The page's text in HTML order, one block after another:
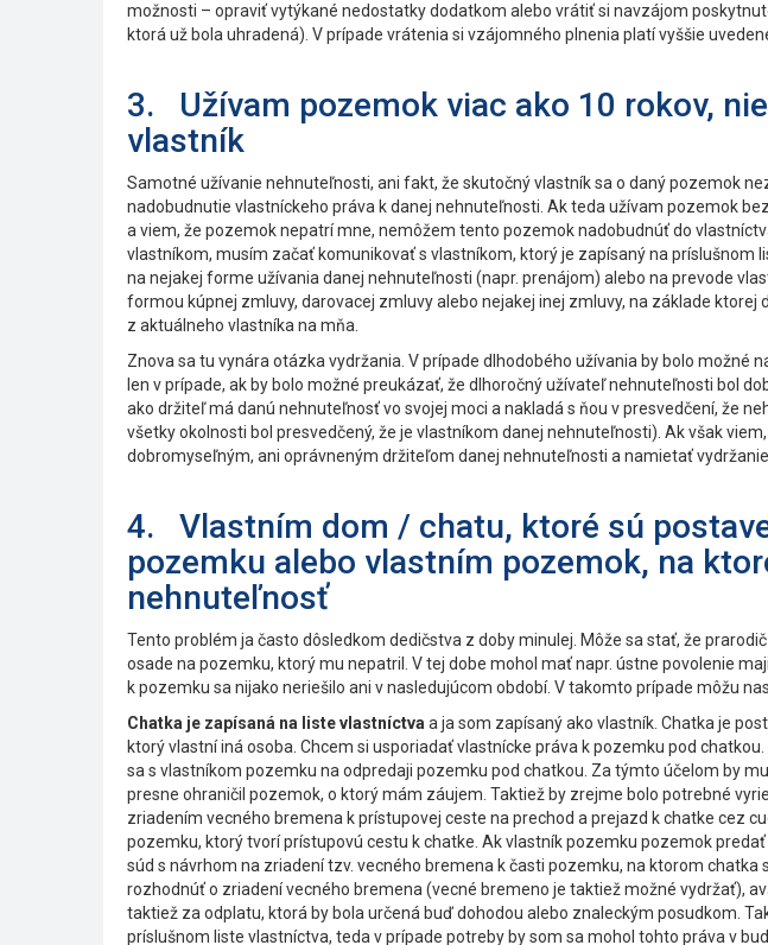
možnosti – opraviť vytýkané nedostatky dodatkom alebo vrátiť si navzájom
ktorá už bola uhradená). V prípade vrátenia si vzájomného plnenia platí vyššie
3. Užívam pozemok viac ako 10 rokov,
vlastník
Samotné užívanie nehnuteľnosti, ani fakt, že skutočný vlastník sa o daný pozemok
nadobudnutie vlastníckeho práva k danej nehnuteľnosti. Ak teda užívam pozemok
a viem, že pozemok nepatrí mne, nemôžem tento pozemok nadobudnúť do
vlastníkom, musím začať komunikovať s vlastníkom, ktorý je zapísaný na príslušnom
na nejakej forme užívania danej nehnuteľnosti (napr. prenájom) alebo na prevode
formou kúpnej zmluvy, darovacej zmluvy alebo nejakej inej zmluvy, na základe ktorej
z aktuálneho vlastníka na mňa.
Znova sa tu vynára otázka vydržania. V prípade dlhodobého užívania by bolo možné
len v prípade, ak by bolo možné preukázať, že dlhoročný užívateľ nehnuteľnosti bol
ako držiteľ má danú nehnuteľnosť vo svojej moci a nakladá s ňou v presvedčení, že
všetky okolnosti bol presvedčený, že je vlastníkom danej nehnuteľnosti). Ak však
dobromyseľným, ani oprávneným držiteľom danej nehnuteľnosti a namietať
4. Vlastním dom / chatu, ktoré sú
pozemku alebo vlastním pozemok, na
nehnuteľnosť
Tento problém ja často dôsledkom dedičstva z doby minulej. Môže sa stať, že
osade na pozemku, ktorý mu nepatril. V tej dobe mohol mať napr. ústne povolenie
k pozemku sa nijako neriešilo ani v nasledujúcom období. V takomto prípade môžu
Chatka je zapísaná na liste vlastníctva a ja som zapísaný ako vlastník. Chatka je
ktorý vlastní iná osoba. Chcem si usporiadať vlastnícke práva k pozemku pod
sa s vlastníkom pozemku na odpredaji pozemku pod chatkou. Za týmto účelom by
presne ohraničil pozemok, o ktorý mám záujem. Taktiež by zrejme bolo potrebné
zriadením vecného bremena k prístupovej ceste na prechod a prejazd k chatke cez
pozemku, ktorý tvorí prístupovú cestu k chatke. Ak vlastník pozemku pozemok
súd s návrhom na zriadení tzv. vecného bremena k časti pozemku, na ktorom chatka
rozhodnúť o zriadení vecného bremena (vecné bremeno je taktiež možné vydržať),
taktiež za odplatu, ktorá by bola určená buď dohodou alebo znaleckým posudkom.
príslušnom liste vlastníctva, teda v prípade potreby by som sa mohol tohto práva v